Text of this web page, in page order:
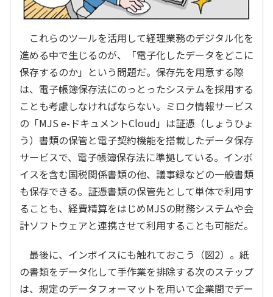
これらのツールを活用して経理業務のデジタル化を
進める中で生じるのが、「電子化したデータをどこに
保存するのか」という問題だ。保存先を用意する際
は、電子帳簿保存法にのっとったシステムを採用する
ことも考慮しなければならない。ミロク情報サービス
の「MJS e-ドキュメントCloud」は証憑（しょうひょ
う）書類の保管と電子契約機能を搭載したデータ保存
サービスで、電子帳簿保存法に準拠している。インボ
イスを含む国税関係書類の他、議事録などの一般書類
も保存できる。証憑書類の保管先として単体で利用す
ることも、経費精算をはじめMJSの財務システムや会
計ソフトウェアと連携させて利用することも可能だ。
最後に、インボイスにも触れておこう（図2）。紙
の書類をデータ化して手作業を排除する次のステップ
は、規定のデータフォーマットを用いて企業間でデー